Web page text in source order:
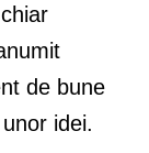
de bune
idei.